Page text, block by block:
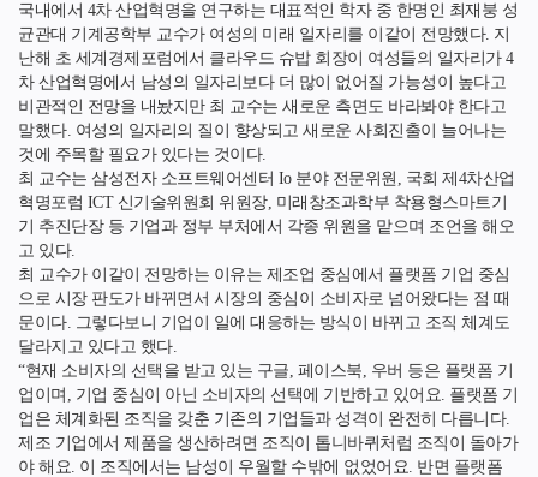
국내에서 4차 산업혁명을 연구하는 대표적인 학자 중 한명인 최재붕 성
균관대 기계공학부 교수가 여성의 미래 일자리를 이같이 전망했다. 지
난해 초 세계경제포럼에서 클라우드 슈밥 회장이 여성들의 일자리가 4
차 산업혁명에서 남성의 일자리보다 더 많이 없어질 가능성이 높다고
비관적인 전망을 내놨지만 최 교수는 새로운 측면도 바라봐야 한다고
말했다. 여성의 일자리의 질이 향상되고 새로운 사회진출이 늘어나는
것에 주목할 필요가 있다는 것이다.
최 교수는 삼성전자 소프트웨어센터 Io 분야 전문위원, 국회 제4차산업
혁명포럼 ICT 신기술위원회 위원장, 미래창조과학부 착용형스마트기
기 추진단장 등 기업과 정부 부처에서 각종 위원을 맡으며 조언을 해오
고 있다.
최 교수가 이같이 전망하는 이유는 제조업 중심에서 플랫폼 기업 중심
으로 시장 판도가 바뀌면서 시장의 중심이 소비자로 넘어왔다는 점 때
문이다. 그렇다보니 기업이 일에 대응하는 방식이 바뀌고 조직 체계도
달라지고 있다고 했다.
“현재 소비자의 선택을 받고 있는 구글, 페이스북, 우버 등은 플랫폼 기
업이며, 기업 중심이 아닌 소비자의 선택에 기반하고 있어요. 플랫폼 기
업은 체계화된 조직을 갖춘 기존의 기업들과 성격이 완전히 다릅니다.
제조 기업에서 제품을 생산하려면 조직이 톱니바퀴처럼 조직이 돌아가
야 해요. 이 조직에서는 남성이 우월할 수밖에 없었어요. 반면 플랫폼